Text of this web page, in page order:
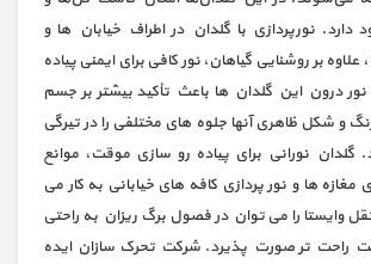
دارد.نورپردازی با گلدان در اطراف خیابان ها و
علاوه بر روشنایی گیاهان، نور کافی برای ایمنی پیاده
نور درون این گلدان ها باعث تأکید بیشتر بر جسم
و شکل ظاهری آنها جلوه های مختلفی را در تیرگی
نورانی برای پیاده رو سازی موقت، موانع
مغازه ها و نور پردازی کافه های خیابانی به کار می
وایستا را می توان در فصول برگ ریزان به راحتی
راحت تر صورت پذیرد. شرکت تحرک سازان ایده